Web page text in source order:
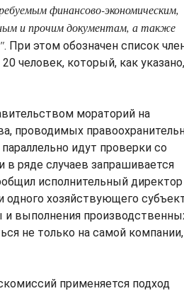
финансово-экономическим,
и прочим документам, а также
. При этом обозначен список
человек, который, как указано,
мораторий на
проводимых
идут проверки со
ряде случаев запрашивается
исполнительный
хозяйствующего
и выполнения
не только на самой
применяется подход